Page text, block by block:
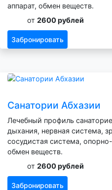
аппарат, обмен веществ.
от 2600 рублей
Забронировать
Санатории Абхазии
Лечебный профиль
дыхания, нервная система,
сосудистая система,
обмен веществ.
от 2600 рублей
Забронировать